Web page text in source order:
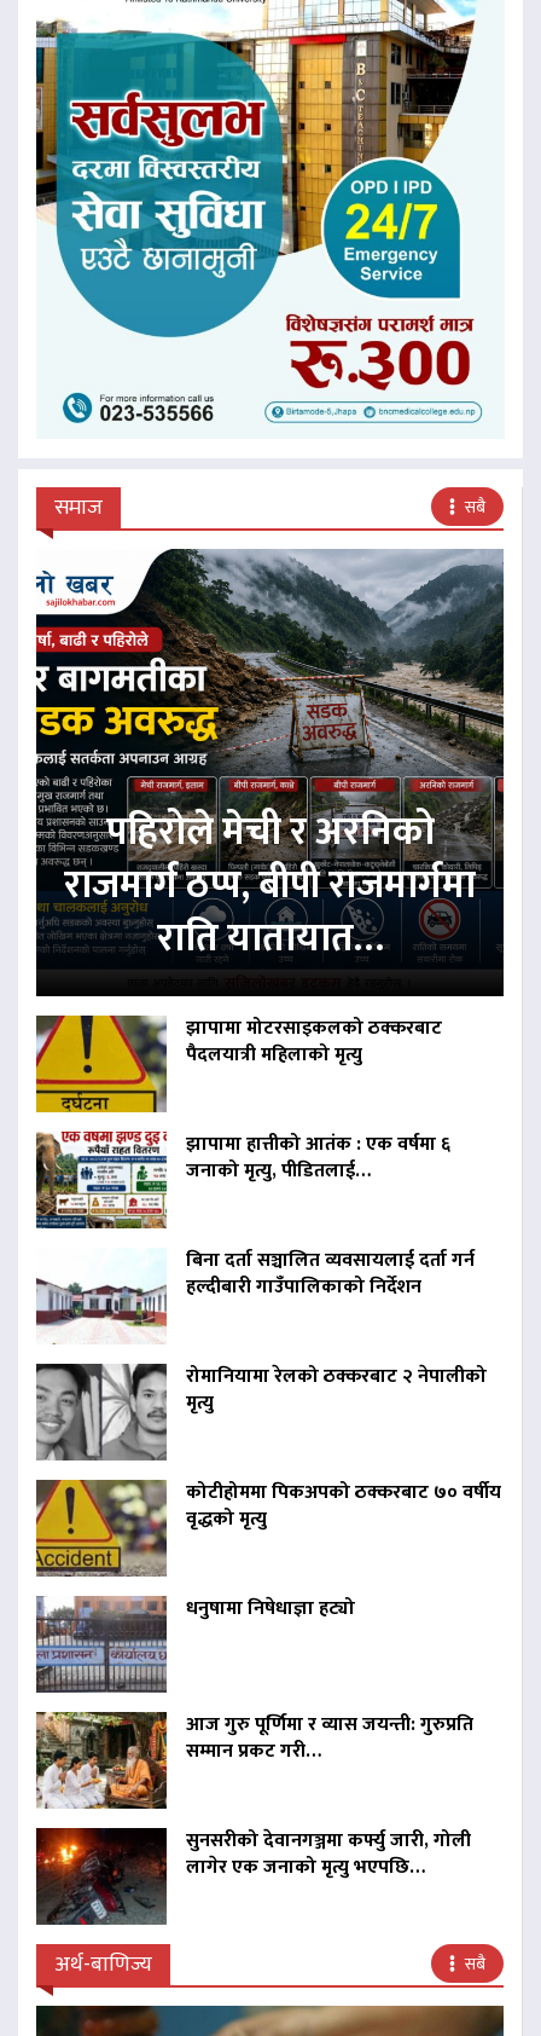
समाज सबै
पहिरोले मेची र अरनिको
राजमार्ग ठप्प, बीपी राजमार्गमा
राति यातायात…
झापामा मोटरसाइकलको ठक्करबाट
पैदलयात्री महिलाको मृत्यु
झापामा हात्तीको आतंक : एक वर्षमा ६
जनाको मृत्यु, पीडितलाई…
बिना दर्ता सञ्चालित व्यवसायलाई दर्ता गर्न
हल्दीबारी गाउँपालिकाको निर्देशन
रोमानियामा रेलको ठक्करबाट २ नेपालीको
मृत्यु
कोटीहोममा पिकअपको ठक्करबाट ७० वर्षीय
वृद्धको मृत्यु
धनुषामा निषेधाज्ञा हट्यो
आज गुरु पूर्णिमा र व्यास जयन्ती: गुरुप्रति
सम्मान प्रकट गरी…
सुनसरीको देवानगञ्जमा कर्फ्यु जारी, गोली
लागेर एक जनाको मृत्यु भएपछि…
अर्थ-बाणिज्य सबै